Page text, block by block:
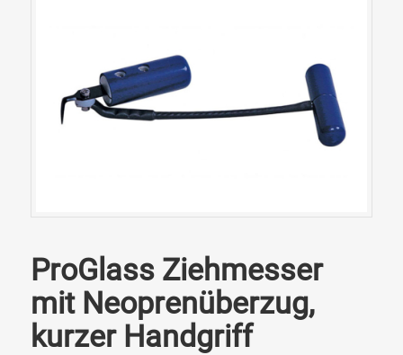
ProGlass Ziehmesser
mit Neoprenüberzug,
kurzer Handgriff